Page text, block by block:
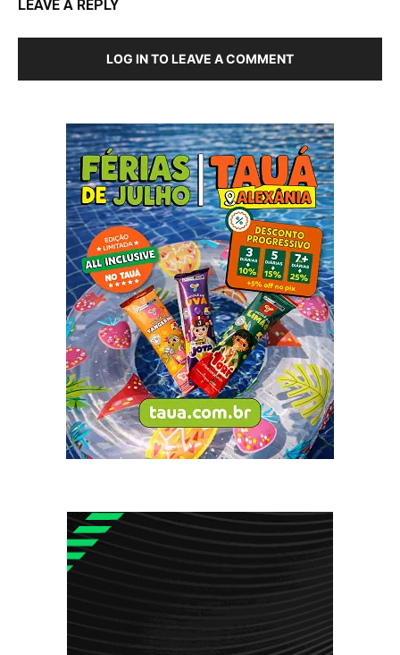
LEAVE A REPLY
LOG IN TO LEAVE A COMMENT